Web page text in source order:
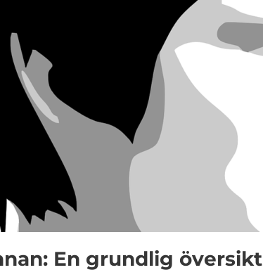
En grundlig översikt